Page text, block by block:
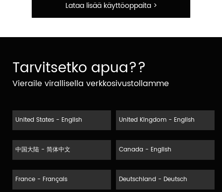
Lataa lisää käyttöoppaita >
Tarvitsetko apua??
Vieraile virallisella verkkosivustollamme
United States - English United Kingdom - English
中国大陆 - 简体中文 Canada - English
France - Français Deutschland - Deutsch